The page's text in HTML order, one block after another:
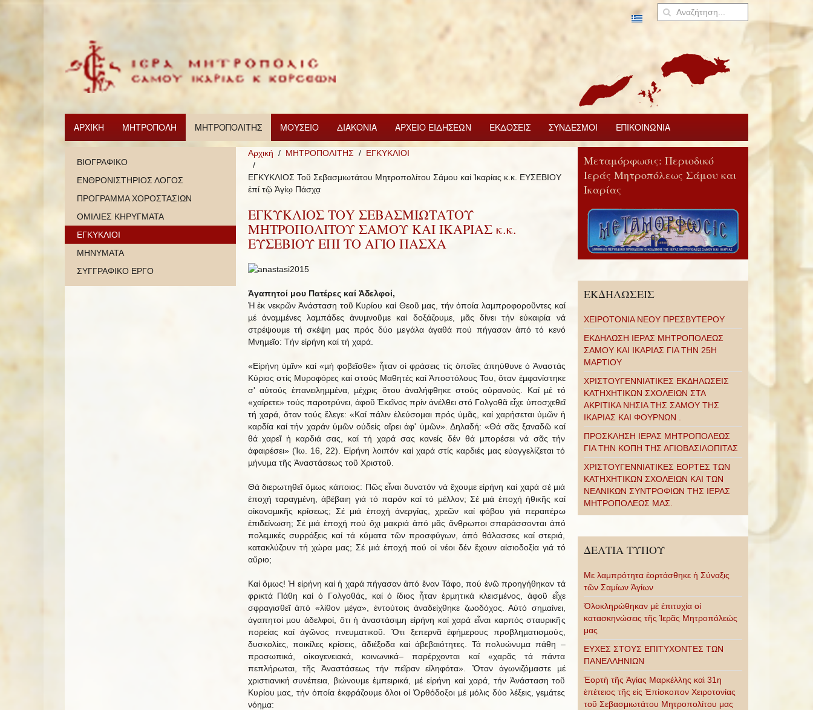
ΑΡΧΙΚΗ ΜΗΤΡΟΠΟΛΗ ΜΗΤΡΟΠΟΛΙΤΗΣ ΜΟΥΣΕΙΟ ΔΙΑΚΟΝΙΑ ΑΡΧΕΙΟ ΕΙΔΗΣΕΩΝ ΕΚΔΟΣΕΙΣ ΣΥΝΔΕΣΜΟΙ ΕΠΙΚΟΙΝΩΝΙΑ
Αρχική ΜΗΤΡΟΠΟΛΙΤΗΣ ΕΓΚΥΚΛΙΟΙ
ΕΓΚΥΚΛΙΟΣ Τοῦ Σεβασμιωτάτου Μητροπολίτου Σάμου καί Ἰκαρίας κ.κ. ΕΥΣΕΒΙΟΥ
ἐπί τῷ Ἁγίῳ Πάσχᾳ
ΕΓΚΥΚΛΙΟΣ ΤΟY ΣΕΒΑΣΜΙΩΤAΤΟΥ
ΜΗΤΡΟΠΟΛIΤΟΥ ΣAΜΟΥ ΚΑI IΚΑΡΙΑΣ κ.κ.
ΕΥΣΕΒΙΟΥ EΠI ΤΟ ΑΓΙΟ ΠΑΣΧΑ
Ἀγαπητοί μου Πατέρες καί Ἀδελφοί,
Ἡ ἐκ νεκρῶν Ἀνάσταση τοῦ Κυρίου καί Θεοῦ µας, τήν ὁποία λαµπροφοροῦντες καί
µέ ἀναµµένες λαµπάδες ἀνυµνοῦµε καί δοξάζουµε, µᾶς δίνει τήν εὐκαιρία νά
στρέψουµε τή σκέψη µας πρός δύο µεγάλα ἀγαθά πού πήγασαν ἀπό τό κενό
Μνηµεῖο: Τήν εἰρήνη καί τή χαρά.
«Εἰρήνη ὑµῖν» καί «µή φοβεῖσθε» ἦταν οἱ φράσεις τίς ὁποῖες ἀπηύθυνε ὁ Ἀναστάς
Κύριος στίς Μυροφόρες καί στούς Μαθητές καί Ἀποστόλους Του, ὅταν ἐµφανίστηκε
σ' αὐτούς ἐπανειληµµένα, µέχρις ὅτου ἀναλήφθηκε στούς οὐρανούς. Καί µέ τό
«χαίρετε» τούς παροτρύνει, ἀφοῦ Ἐκεῖνος πρίν ἀνέλθει στό Γολγοθᾶ εἶχε ὑποσχεθεῖ
τή χαρά, ὅταν τούς ἔλεγε: «Καί πάλιν ἐλεύσοµαι πρός ὑµᾶς, καί χαρήσεται ὑµῶν ἡ
καρδία καί τήν χαράν ὑµῶν οὐδείς αἴρει ἀφ' ὑµῶν». Δηλαδή: «Θά σᾶς ξαναδῶ καί
θά χαρεῖ ἡ καρδιά σας, καί τή χαρά σας κανείς δέν θά µπορέσει νά σᾶς τήν
ἀφαιρέσει» (Ἰω. 16, 22). Εἰρήνη λοιπόν καί χαρά στίς καρδιές µας εὐαγγελίζεται τό
µήνυµα τῆς Ἀναστάσεως τοῦ Χριστοῦ.
Θά διερωτηθεῖ ὅµως κάποιος: Πῶς εἶναι δυνατόν νά ἔχουµε εἰρήνη καί χαρά σέ µιά
ἐποχή ταραγµένη, ἀβέβαιη γιά τό παρόν καί τό µέλλον; Σέ µιά ἐποχή ἠθικῆς καί
οἰκονοµικῆς κρίσεως; Σέ µιά ἐποχή ἀνεργίας, χρεῶν καί φόβου γιά περαιτέρω
ἐπιδείνωση; Σέ µιά ἐποχή πού ὄχι µακριά ἀπό µᾶς ἄνθρωποι σπαράσσονται ἀπό
πολεµικές συρράξεις καί τά κύµατα τῶν προσφύγων, ἀπό θάλασσες καί στεριά,
κατακλύζουν τή χώρα µας; Σέ µιά ἐποχή πού οἱ νέοι δέν ἔχουν αἰσιοδοξία γιά τό
αὔριo;
Καί ὅµως! Ἡ εἰρήνη καί ἡ χαρά πήγασαν ἀπό ἕναν Τάφο, πού ἐνῶ προηγήθηκαν τά
φρικτά Πάθη καί ὁ Γολγοθάς, καί ὁ ἴδιος ἦταν ἑρµητικά κλεισµένος, ἀφοῦ εἶχε
σφραγισθεῖ ἀπό «λίθον µέγα», ἐντούτοις ἀναδείχθηκε ζωοδόχος. Αὐτό σηµαίνει,
ἀγαπητοί µου ἀδελφοί, ὅτι ἡ ἀναστάσιµη εἰρήνη καί χαρά εἶναι καρπός σταυρικῆς
πορείας καί ἀγῶνος πνευµατικοῦ. Ὅτι ξεπερνᾶ ἐφήµερους προβληµατισµούς,
δυσκο­λίες, ποικίλες κρίσεις, ἀδιέξοδα καί ἀβεβαιότητες. Τά πολυώνυµα πάθη –
προσωπικά, οἰκογενειακά, κοινωνικά– παρέρχονται καί «χαρᾶς τά πάντα
πεπλήρωται, τῆς Ἀναστάσεως τήν πεῖραν εἰληφότα». Ὅταν ἀγωνιζόµαστε µέ
χριστιανική συνέπεια, βιώνουµε ἐµπειρικά, µέ εἰρήνη καί χαρά, τήν Ἀνάσταση τοῦ
Κυρίου µας, τήν ὁποία ἐκφράζουµε ὅλοι οἱ Ὀρθόδοξοι µέ µόλις δύο λέξεις, γεµάτες
νόηµα:
ΒΙΟΓΡΑΦΙΚΟ
ΕΝΘΡΟΝΙΣΤΗΡΙΟΣ ΛΟΓΟΣ
ΠΡΟΓΡΑΜΜΑ ΧΟΡΟΣΤΑΣΙΩΝ
ΟΜΙΛΙΕΣ ΚΗΡΥΓΜΑΤΑ
ΕΓΚΥΚΛΙΟΙ
ΜΗΝΥΜΑΤΑ
ΣΥΓΓΡΑΦΙΚΟ ΕΡΓΟ
Μεταμόρφωσις: Περιοδικό
Ιεράς Μητροπόλεως Σάμου και
Ικαρίας
ΕΚΔΗΛΩΣΕΙΣ
ΧΕΙΡΟΤΟΝΙΑ ΝΕΟΥ ΠΡΕΣΒΥΤΕΡΟΥ
ΕΚΔΗΛΩΣΗ ΙΕΡΑΣ ΜΗΤΡΟΠΟΛΕΩΣ
ΣΑΜΟΥ ΚΑΙ ΙΚΑΡΙΑΣ ΓΙΑ ΤΗΝ 25Η
ΜΑΡΤΙΟΥ
ΧΡΙΣΤΟΥΓΕΝΝΙΑΤΙΚΕΣ ΕΚΔΗΛΩΣΕΙΣ
ΚΑΤΗΧΗΤΙΚΩΝ ΣΧΟΛΕΙΩΝ ΣΤΑ
ΑΚΡΙΤΙΚΑ ΝΗΣΙΑ ΤΗΣ ΣΑΜΟΥ ΤΗΣ
ΙΚΑΡΙΑΣ ΚΑΙ ΦΟΥΡΝΩΝ .
ΠΡΟΣΚΛΗΣΗ ΙΕΡΑΣ ΜΗΤΡΟΠΟΛΕΩΣ
ΓΙΑ ΤΗΝ ΚΟΠΗ ΤΗΣ ΑΓΙΟΒΑΣΙΛΟΠΙΤΑΣ
ΧΡΙΣΤΟΥΓΕΝΝΙΑΤΙΚΕΣ ΕΟΡΤΕΣ ΤΩΝ
ΚΑΤΗΧΗΤΙΚΩΝ ΣΧΟΛΕΙΩΝ ΚΑΙ ΤΩΝ
ΝΕΑΝΙΚΩΝ ΣΥΝΤΡΟΦΙΩΝ ΤΗΣ ΙΕΡΑΣ
ΜΗΤΡΟΠΟΛΕΩΣ ΜΑΣ.
ΔΕΛΤΙΑ ΤΥΠΟΥ
Με λαμπρότητα ἑορτάσθηκε ἡ Σύναξις
τῶν Σαμίων Ἁγίων
Ὁλοκληρώθηκαν μὲ ἐπιτυχία οἱ
κατασκηνώσεις τῆς Ἱερᾶς Μητροπόλεώς
μας
ΕΥΧΕΣ ΣΤΟΥΣ ΕΠΙΤΥΧΟΝΤΕΣ ΤΩΝ
ΠΑΝΕΛΛΗΝΙΩΝ
Ἑορτὴ τῆς Ἁγίας Μαρκέλλης καὶ 31η
ἐπέτειος τῆς εἰς Ἐπίσκοπον Χειροτονίας
τοῦ Σεβασμιωτάτου Μητροπολίτου μας